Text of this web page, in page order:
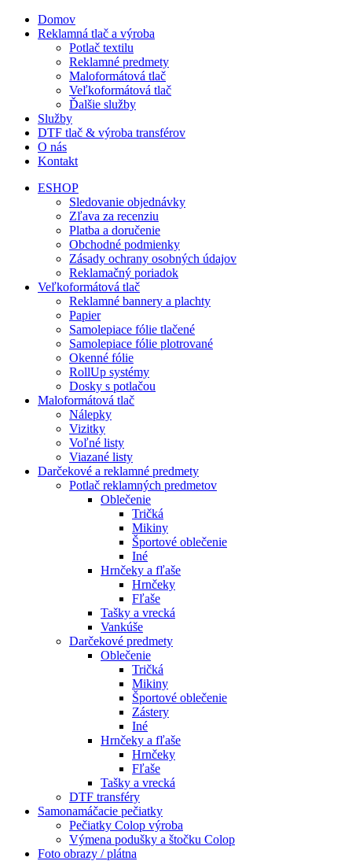
Domov
Reklamná tlač a výroba
Potlač textilu
Reklamné predmety
Maloformátová tlač
Veľkoformátová tlač
Ďalšie služby
Služby
DTF tlač & výroba transférov
O nás
Kontakt
ESHOP
Sledovanie objednávky
Zľava za recenziu
Platba a doručenie
Obchodné podmienky
Zásady ochrany osobných údajov
Reklamačný poriadok
Veľkoformátová tlač
Reklamné bannery a plachty
Papier
Samolepiace fólie tlačené
Samolepiace fólie plotrované
Okenné fólie
RollUp systémy
Dosky s potlačou
Maloformátová tlač
Nálepky
Vizitky
Voľné listy
Viazané listy
Darčekové a reklamné predmety
Potlač reklamných predmetov
Oblečenie
Tričká
Mikiny
Športové oblečenie
Iné
Hrnčeky a fľaše
Hrnčeky
Fľaše
Tašky a vrecká
Vankúše
Darčekové predmety
Oblečenie
Tričká
Mikiny
Športové oblečenie
Zástery
Iné
Hrnčeky a fľaše
Hrnčeky
Fľaše
Tašky a vrecká
DTF transféry
Samonamáčacie pečiatky
Pečiatky Colop výroba
Výmena podušky a štočku Colop
Foto obrazy / plátna